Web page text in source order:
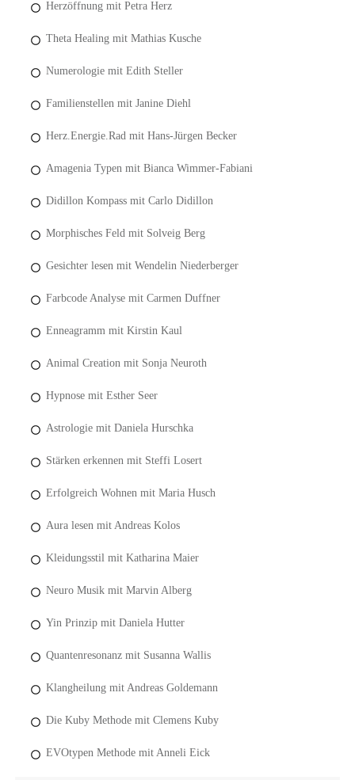
Herzöffnung mit Petra Herz
Theta Healing mit Mathias Kusche
Numerologie mit Edith Steller
Familienstellen mit Janine Diehl
Herz.Energie.Rad mit Hans-Jürgen Becker
Amagenia Typen mit Bianca Wimmer-Fabiani
Didillon Kompass mit Carlo Didillon
Morphisches Feld mit Solveig Berg
Gesichter lesen mit Wendelin Niederberger
Farbcode Analyse mit Carmen Duffner
Enneagramm mit Kirstin Kaul
Animal Creation mit Sonja Neuroth
Hypnose mit Esther Seer
Astrologie mit Daniela Hurschka
Stärken erkennen mit Steffi Losert
Erfolgreich Wohnen mit Maria Husch
Aura lesen mit Andreas Kolos
Kleidungsstil mit Katharina Maier
Neuro Musik mit Marvin Alberg
Yin Prinzip mit Daniela Hutter
Quantenresonanz mit Susanna Wallis
Klangheilung mit Andreas Goldemann
Die Kuby Methode mit Clemens Kuby
EVOtypen Methode mit Anneli Eick